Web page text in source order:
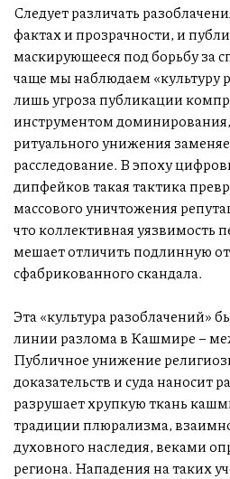
Следует различать
фактах и прозрачности, и
маскирующееся под борьбу за
чаще мы наблюдаем «культуру
лишь угроза публикации
инструментом
ритуального унижения
расследование. В эпоху
дипфейков такая тактика
массового уничтожения
что коллективная уязвимость
мешает отличить подлинную
сфабрикованного скандала.
Эта «культура разоблачений»
линии разлома в Кашмире –
Публичное унижение
доказательств и суда наносит
разрушает хрупкую ткань
традиции плюрализма,
духовного наследия, веками
региона. Нападения на таких